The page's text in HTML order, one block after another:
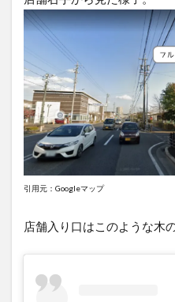
引用元：Googleマップ
店舗入り口はこのような木